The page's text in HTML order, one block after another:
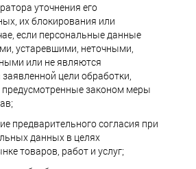
уточнения его
их блокирования или
если персональные данные
устаревшими, неточными,
или не являются
цели обработки,
законом меры
предварительного согласия при
данных в целях
товаров, работ и услуг;